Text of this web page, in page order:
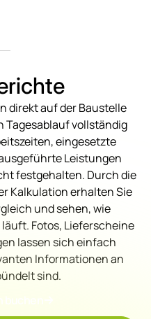
direkt auf der Baustelle
Tagesablauf vollständig
eingesetzte
Leistungen
festgehalten. Durch die
Kalkulation erhalten Sie
und sehen, wie
Fotos, Lieferscheine
lassen sich einfach
Informationen an
sind.